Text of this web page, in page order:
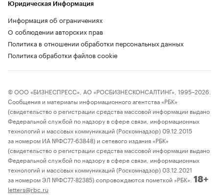
Юридическая Информация
Информация об ограничениях
О соблюдении авторских прав
Политика в отношении обработки персональных данных
Политика обработки файлов cookie
© ООО «БИЗНЕСПРЕСС», АО «РОСБИЗНЕСКОНСАЛТИНГ», 1995–2026.
Сообщения и материалы информационного агентства «РБК»
(свидетельство о регистрации средства массовой информации выдано
Федеральной службой по надзору в сфере связи, информационных
технологий и массовых коммуникаций (Роскомнадзор) 09.12.2015
за номером ИА №ФС77-63848) и сетевого издания «РБК»
(свидетельство о регистрации средства массовой информации выдано
Федеральной службой по надзору в сфере связи, информационных
технологий и массовых коммуникаций (Роскомнадзор) 03.12.2021
за номером ЭЛ №ФС77-82385) сопровождаются пометкой «РБК». 18+
letters@rbc.ru